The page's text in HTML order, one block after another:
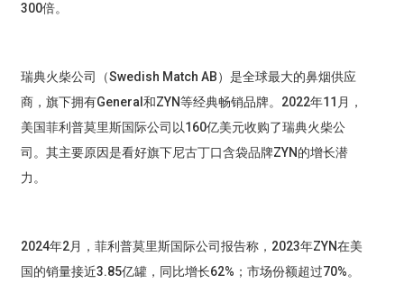
300倍。
瑞典火柴公司（Swedish Match AB）是全球最大的鼻烟供应
商，旗下拥有General和ZYN等经典畅销品牌。2022年11月，
美国菲利普莫里斯国际公司以160亿美元收购了瑞典火柴公
司。其主要原因是看好旗下尼古丁口含袋品牌ZYN的增长潜
力。
2024年2月，菲利普莫里斯国际公司报告称，2023年ZYN在美
国的销量接近3.85亿罐，同比增长62%；市场份额超过70%。